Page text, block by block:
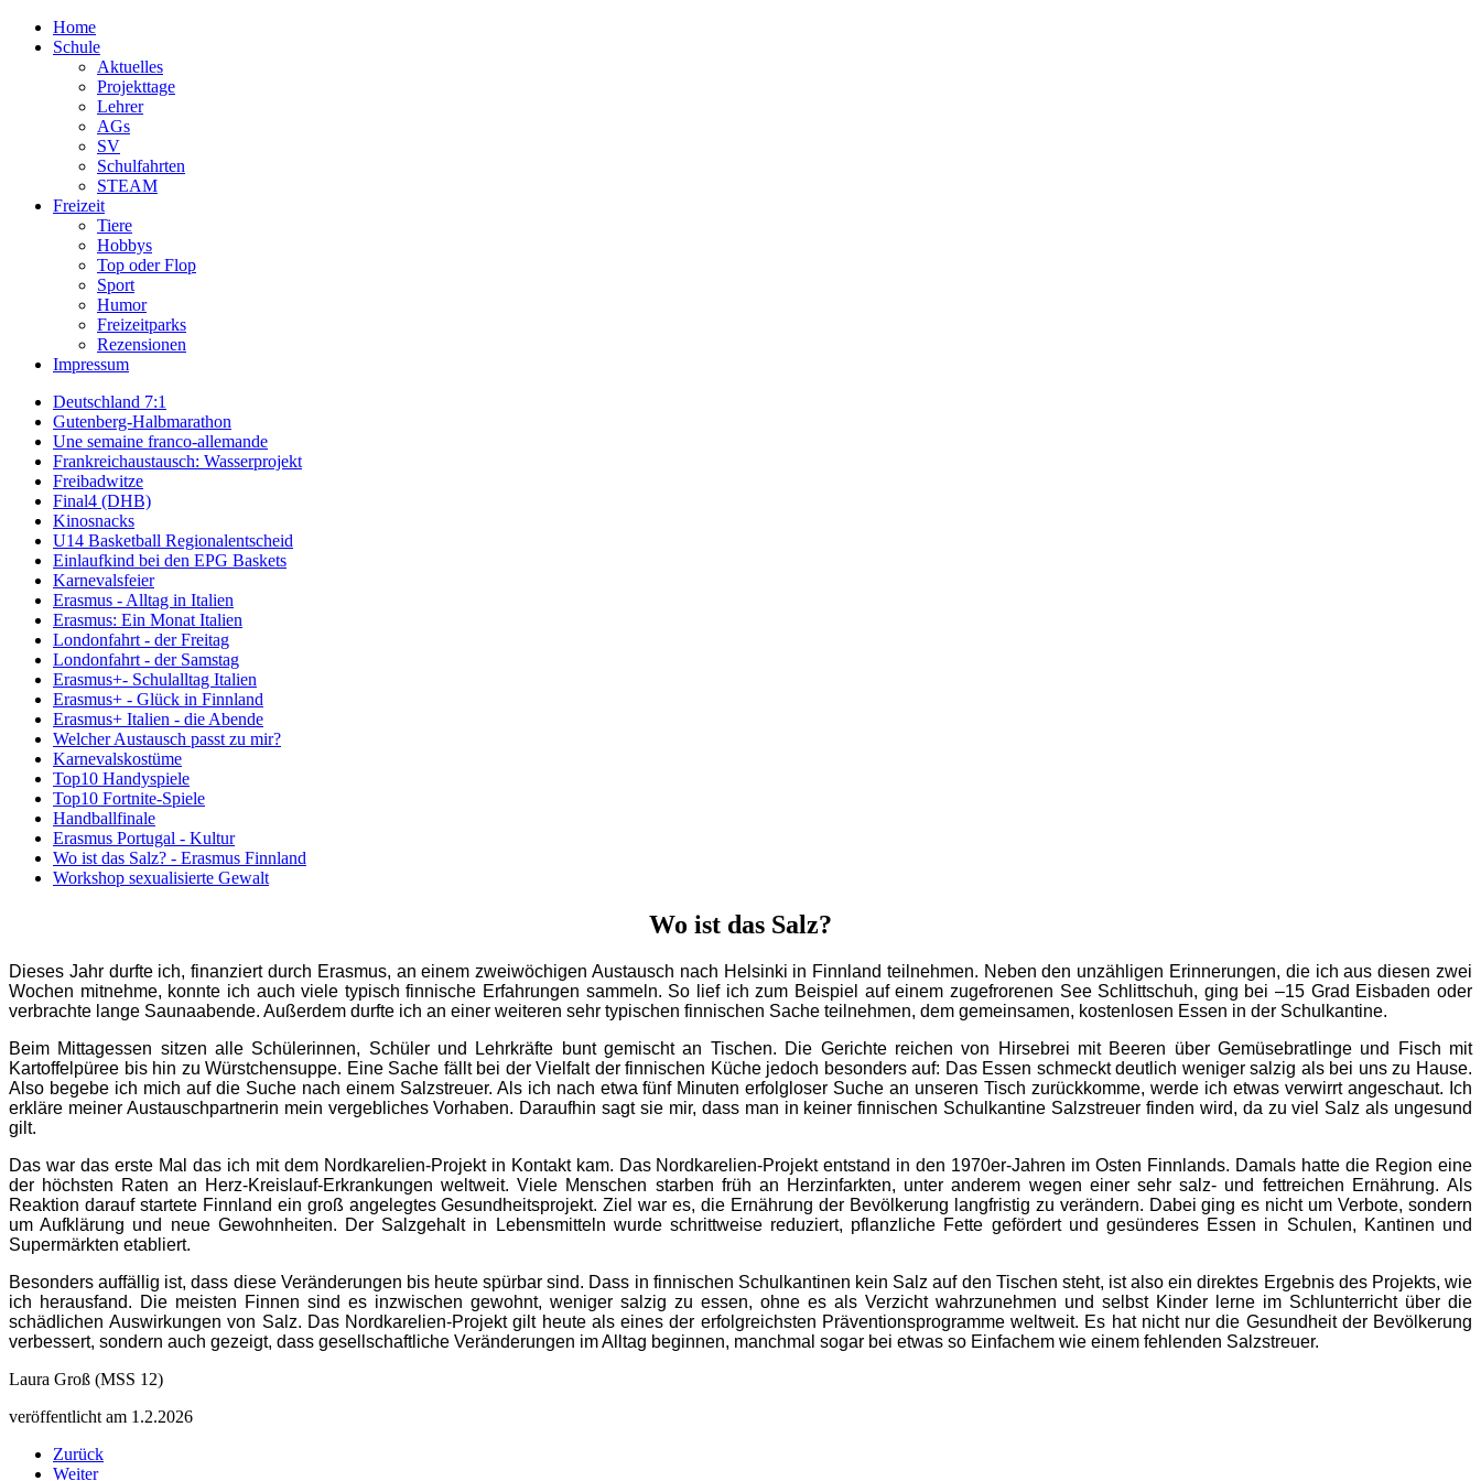
Home
Schule
Aktuelles
Projekttage
Lehrer
AGs
SV
Schulfahrten
STEAM
Freizeit
Tiere
Hobbys
Top oder Flop
Sport
Humor
Freizeitparks
Rezensionen
Impressum
Deutschland 7:1
Gutenberg-Halbmarathon
Une semaine franco-allemande
Frankreichaustausch: Wasserprojekt
Freibadwitze
Final4 (DHB)
Kinosnacks
U14 Basketball Regionalentscheid
Einlaufkind bei den EPG Baskets
Karnevalsfeier
Erasmus - Alltag in Italien
Erasmus: Ein Monat Italien
Londonfahrt - der Freitag
Londonfahrt - der Samstag
Erasmus+- Schulalltag Italien
Erasmus+ - Glück in Finnland
Erasmus+ Italien - die Abende
Welcher Austausch passt zu mir?
Karnevalskostüme
Top10 Handyspiele
Top10 Fortnite-Spiele
Handballfinale
Erasmus Portugal - Kultur
Wo ist das Salz? - Erasmus Finnland
Workshop sexualisierte Gewalt
Wo ist das Salz?
Dieses Jahr durfte ich, finanziert durch Erasmus, an einem zweiwöchigen Austausch nach Helsinki in Finnland teilnehmen. Neben den unzähligen Erinnerungen, die ich aus diesen zwei
Wochen mitnehme, konnte ich auch viele typisch finnische Erfahrungen sammeln. So lief ich zum Beispiel auf einem zugefrorenen See Schlittschuh, ging bei –15 Grad Eisbaden oder
verbrachte lange Saunaabende. Außerdem durfte ich an einer weiteren sehr typischen finnischen Sache teilnehmen, dem gemeinsamen, kostenlosen Essen in der Schulkantine.
Beim Mittagessen sitzen alle Schülerinnen, Schüler und Lehrkräfte bunt gemischt an Tischen. Die Gerichte reichen von Hirsebrei mit Beeren über Gemüsebratlinge und Fisch mit
Kartoffelpüree bis hin zu Würstchensuppe. Eine Sache fällt bei der Vielfalt der finnischen Küche jedoch besondersauf: Das Essen schmeckt deutlich weniger salzig als bei uns zu Hause.
Also begebe ich mich auf die Suche nach einem Salzstreuer. Als ich nach etwa fünf Minuten erfolgloser Suche an unserenTisch zurückkomme, werde ich etwas verwirrt angeschaut. Ich
erkläre meiner Austauschpartnerin mein vergebliches Vorhaben. Daraufhin sagt sie mir, dass man in keiner finnischen Schulkantine Salzstreuer finden wird, da zu viel Salz als ungesund
gilt.
Das war das erste Mal das ich mit dem Nordkarelien-Projekt in Kontakt kam. Das Nordkarelien-Projekt entstand in den 1970er-Jahren im Osten Finnlands. Damals hatte die Region eine
der höchsten Raten an Herz-Kreislauf-Erkrankungen weltweit.Viele Menschen starben früh an Herzinfarkten, unter anderem wegen einer sehr salz- und fettreichen Ernährung.Als
Reaktion darauf startete Finnland ein groß angelegtes Gesundheitsprojekt.Ziel war es, die Ernährung der Bevölkerung langfristig zu verändern. Dabei ging es nicht um Verbote, sondern
um Aufklärung und neue Gewohnheiten. Der Salzgehalt in Lebensmitteln wurde schrittweise reduziert, pflanzliche Fette gefördert und gesünderes Essen in Schulen, Kantinen und
Supermärkten etabliert.
Besonders auffällig ist, dass diese Veränderungen bis heute spürbar sind. Dass in finnischen Schulkantinen kein Salz auf den Tischen steht, ist also ein direktes Ergebnis des Projekts, wie
ich herausfand. Die meisten Finnen sind es inzwischen gewohnt, weniger salzig zu essen, ohne es als Verzicht wahrzunehmen und selbst Kinder lerne im Schlunterricht über die
schädlichenAuswirkungen von Salz. Das Nordkarelien-Projekt gilt heute als eines der erfolgreichsten Präventionsprogramme weltweit. Es hat nicht nur die Gesundheit der Bevölkerung
verbessert, sondern auch gezeigt, dass gesellschaftliche Veränderungen im Alltag beginnen, manchmal sogar bei etwas so Einfachem wie einem fehlenden Salzstreuer.
Laura Groß (MSS 12)
veröffentlicht am 1.2.2026
Zurück
Weiter